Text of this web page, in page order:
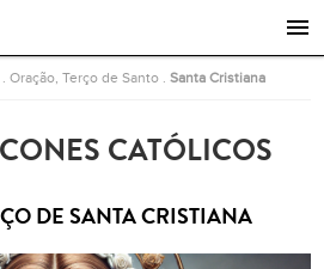
.Oração, Terço de Santo .Santa Cristiana
CATÓLICOS
DE SANTA CRISTIANA